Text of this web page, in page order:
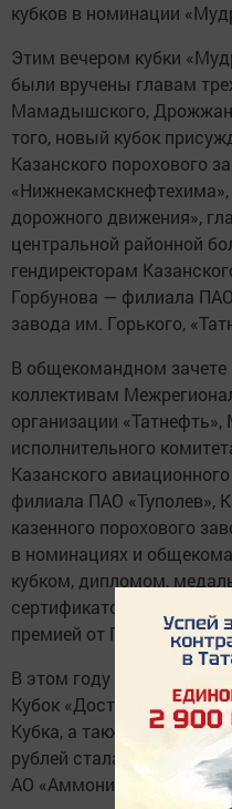
кубков в номинации
Этим вечером кубки
были вручены главам
Мамадышского,
того, новый кубок
Казанского порохового
дорожного движения»,
центральной районной
гендиректорам
Горбунова — филиала
завода им. Горького,
В общекомандном зачете
коллективам
организации
исполнительного
Казанского
филиала ПАО «Туполев»,
казенного порохового
в номинациях и
кубком, дипломом,
сертификатом от
премией от
В этом году в рамках
Кубок «Достояние
Кубка, а также денежной
рублей стала первичная
АО «Аммоний».